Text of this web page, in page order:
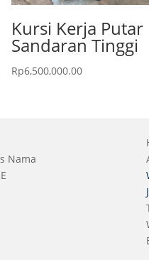
Kursi Kerja Putar
Sandaran Tinggi
Rp6,500,000.00
Nama